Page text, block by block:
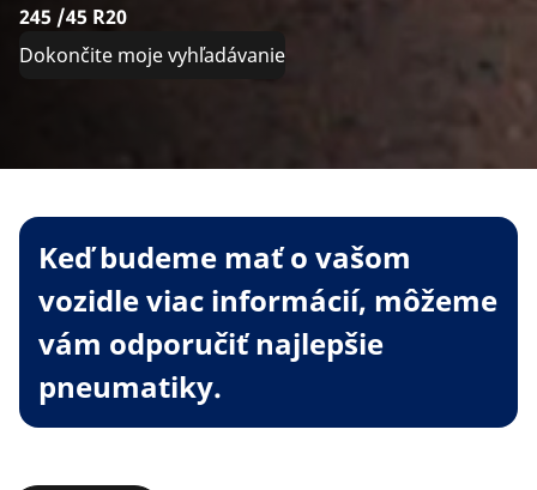
245 /45 R20
Dokončite moje vyhľadávanie
Keď budeme mať o vašom
vozidle viac informácií, môžeme
vám odporučiť najlepšie
pneumatiky.